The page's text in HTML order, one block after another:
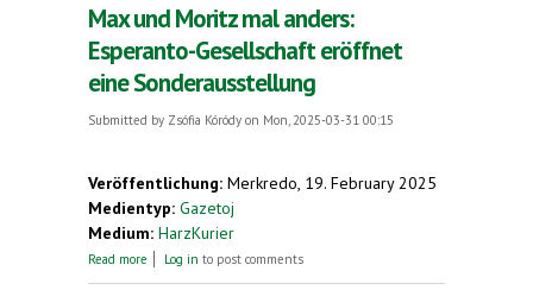
Max und Moritz mal anders:
Esperanto-Gesellschaft eröffnet
eine Sonderausstellung
Submitted by Zsófia Kóródy on Mon, 2025-03-31 00:15
Veröffentlichung: Merkredo, 19. February 2025
Medientyp: Gazetoj
Medium: HarzKurier
Read more about Max und Moritz mal anders: Esperanto-
Log in to post comments